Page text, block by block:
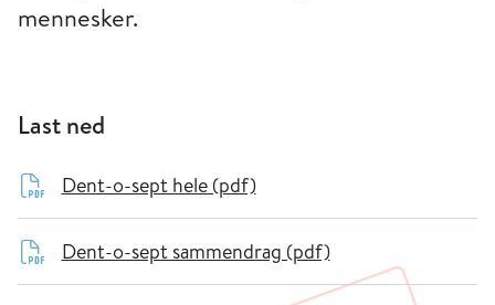
mennesker.
Last ned
Dent-o-sept hele (pdf)
Dent-o-sept sammendrag (pdf)